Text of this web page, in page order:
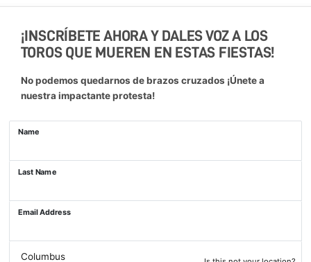
¡INSCRÍBETE AHORA Y DALES VOZ A LOS
TOROS QUE MUEREN EN ESTAS FIESTAS!
No podemos quedarnos de brazos cruzados ¡Únete a
nuestra impactante protesta!
Name
Last Name
Email Address
Columbus